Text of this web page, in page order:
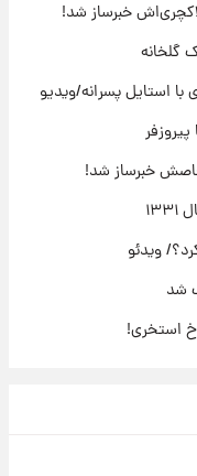
ترین تانک جهان آشنا
خبرساز شد!
گلخانه
استایل پسرانه/ویدیو
خاصش خبرساز شد!
ویدئو
شد
استخری!